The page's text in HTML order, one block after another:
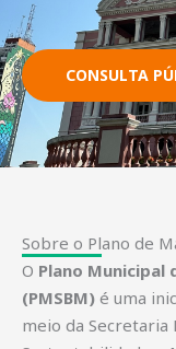
CONSULTA
Sobre o Plano de
O Plano Municipal
(PMSBM) é uma
meio da